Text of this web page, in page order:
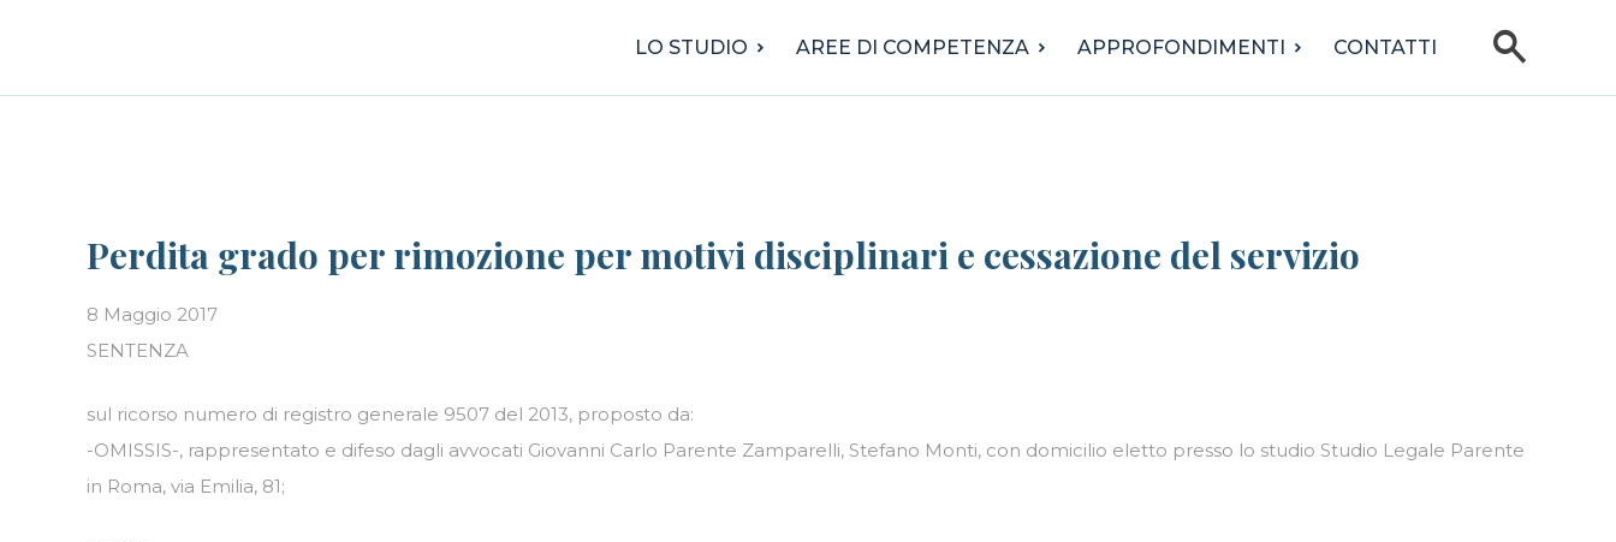
LO STUDIO AREE DI COMPETENZA APPROFONDIMENTI CONTATTI search
Perdita grado per rimozione per motivi disciplinari e cessazione del servizio
8 Maggio 2017
SENTENZA
sul ricorso numero di registro generale 9507 del 2013, proposto da:
-OMISSIS-, rappresentato e difeso dagli avvocati Giovanni Carlo Parente Zamparelli, Stefano Monti, con domicilio eletto presso lo studio Studio Legale Parente
in Roma, via Emilia, 81;